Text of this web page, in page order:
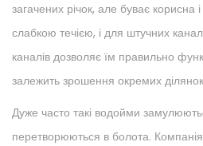
загачених річок, але буває корисна
слабкою течією, і для штучних
каналів дозволяє їм правильно
залежить зрошення окремих
Дуже часто такі водойми
перетворюються в болота.